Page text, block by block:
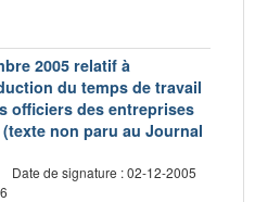
2005 relatif à
du temps de travail
officiers des entreprises
non paru au Journal
Date de signature : 02-12-2005